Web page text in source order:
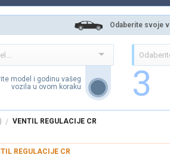
Odaberite svoje
model i godinu vašeg
vozila u ovom koraku
3
/ VENTIL REGULACIJE CR
REGULACIJE CR